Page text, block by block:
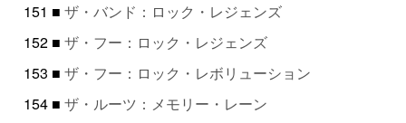
151 ■ザ・バンド：ロック・レジェンズ
152 ■ザ・フー：ロック・レジェンズ
153 ■ザ・フー：ロック・レボリューション
154 ■ザ・ルーツ：メモリー・レーン